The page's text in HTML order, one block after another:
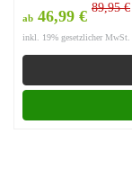
ab 46,99 € 89,95 €
inkl. 19% gesetzlicher MwSt.